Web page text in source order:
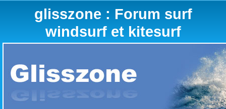
glisszone : Forum surf
windsurf et kitesurf